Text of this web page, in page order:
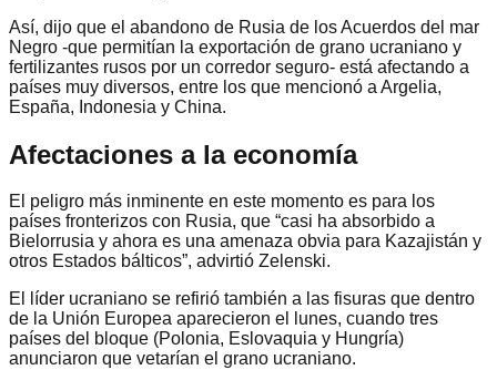
Así, dijo que el abandono de Rusia de los Acuerdos del mar
Negro -que permitían la exportación de grano ucraniano y
fertilizantes rusos por un corredor seguro- está afectando a
países muy diversos, entre los que mencionó a Argelia,
España, Indonesia y China.
Afectaciones a la economía
El peligro más inminente en este momento es para los
países fronterizos con Rusia, que “casi ha absorbido a
Bielorrusia y ahora es una amenaza obvia para Kazajistán y
otros Estados bálticos”, advirtió Zelenski.
El líder ucraniano se refirió también a las fisuras que dentro
de la Unión Europea aparecieron el lunes, cuando tres
países del bloque (Polonia, Eslovaquia y Hungría)
anunciaron que vetarían el grano ucraniano.